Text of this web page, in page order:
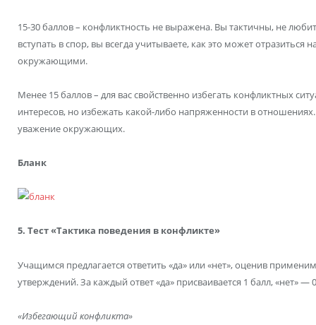
15-30 баллов – конфликтность не выражена. Вы тактичны, не
вступать в спор, вы всегда учитываете, как это может
окружающими.
Менее 15 баллов – для вас свойственно избегать конфликтных
интересов, но избежать какой-либо напряженности в
уважение окружающих.
Бланк
5. Тест «Тактика поведения в конфликте»
Учащимся предлагается ответить «да» или «нет», оценив
утверждений. За каждый ответ «да» присваивается 1 балл, «нет» —
«Избегающий конфликта»